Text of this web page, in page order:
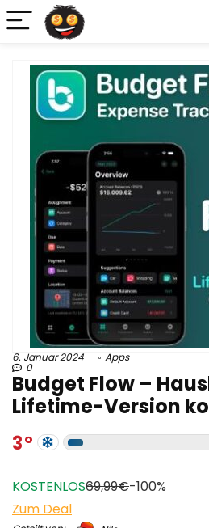
6. Januar 2024 Apps
0
Budget Flow –
Lifetime-Version
3
KOSTENLOS69,99€-100%
Zum Deal